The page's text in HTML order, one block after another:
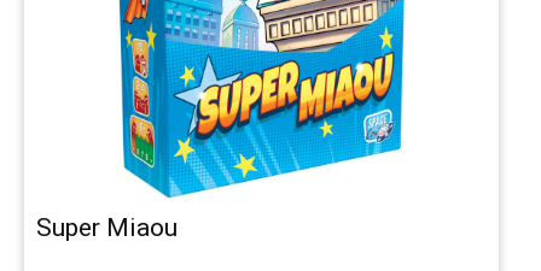
Super Miaou